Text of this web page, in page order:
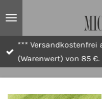
*** Versandkostenfrei
(Warenwert) von 85 €.